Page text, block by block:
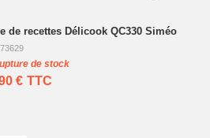
de recettes Délicook QC330 Siméo
de stock
€ TTC